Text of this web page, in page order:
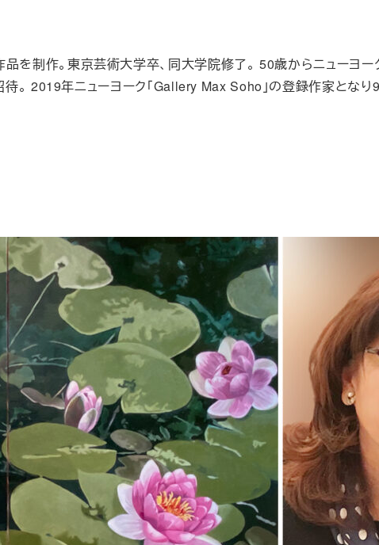
を制作。東京芸術大学卒、同大学院修了。 50歳からニューヨー
。 2019年ニューヨーク「Gallery Max Soho」の登録作家とな